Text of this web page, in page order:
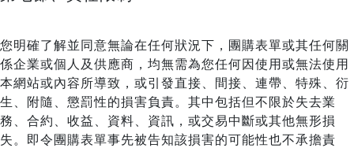
您明確了解並同意無論在任何狀況下，團購表單或其任何關
係企業或個人及供應商，均無需為您任何因使用或無法使用
本網站或內容所導致，或引發直接、間接、連帶、特殊、衍
生、附隨、懲罰性的損害負責。其中包括但不限於失去業
務、合約、收益、資料、資訊，或交易中斷或其他無形損
失。即令團購表單事先被告知該損害的可能性也不承擔責